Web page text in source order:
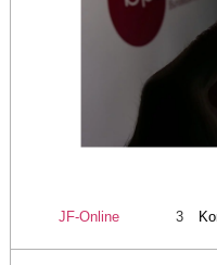
JF-Online 3